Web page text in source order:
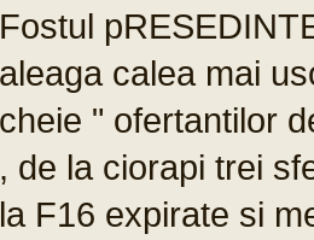
Fostul
aleaga calea mai
cheie " ofertantilor
, de la ciorapi trei
la F16 expirate si